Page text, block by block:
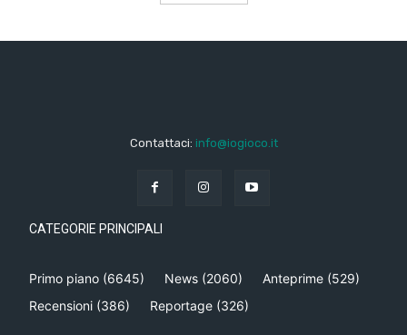
Contattaci: info@iogioco.it
CATEGORIE PRINCIPALI
Primo piano (6645) News (2060) Anteprime (529)
Recensioni (386) Reportage (326)